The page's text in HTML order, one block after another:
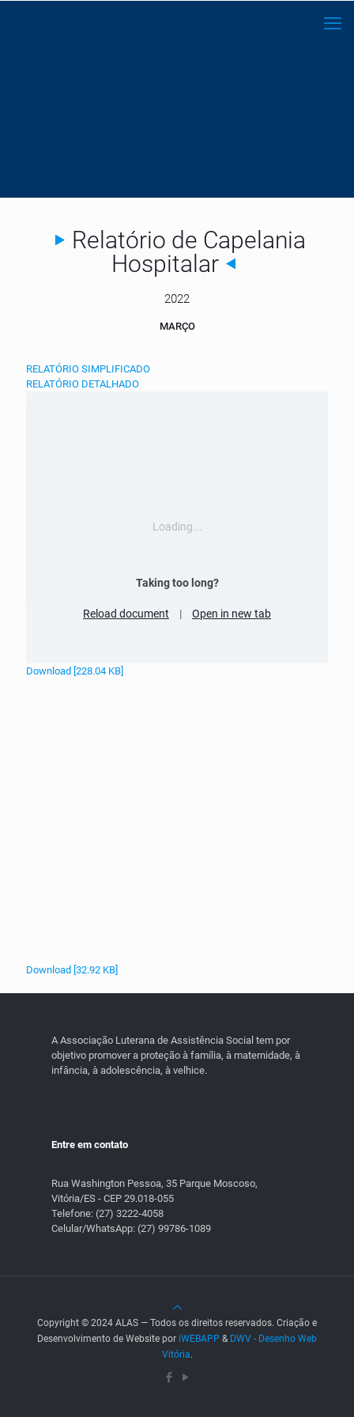
Relatório de Capelania
Hospitalar
2022
MARÇO
RELATÓRIO SIMPLIFICADO
RELATÓRIO DETALHADO
Loading...
Taking too long?
Reload document | Open in new tab
Download [228.04 KB]
Download [32.92 KB]
A Associação Luterana de Assistência Social tem por
objetivo promover a proteção à família, à maternidade, à
infância, à adolescência, à velhice.
Entre em contato
Rua Washington Pessoa, 35 Parque Moscoso,
Vitória/ES - CEP 29.018-055
Telefone: (27) 3222-4058
Celular/WhatsApp: (27) 99786-1089
Copyright © 2024 ALAS — Todos os direitos reservados. Criação e
Desenvolvimento de Website por iWEBAPP & DWV - Desenho Web
Vitória.